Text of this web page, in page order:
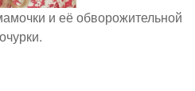
и её обворожительной